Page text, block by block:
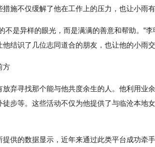
施不仅缓解了他在工作上的压力，也让小雨
不是异样的眼光，而是满满的善意和帮助。”
结识了几位志同道合的朋友，也让他的小雨
方
放弃寻找那个能与他共度余生的人。他利用业
步等。这些活动不仅为他提供了与临沧本地
提供的数据显示，近年来通过此类平台成功牵